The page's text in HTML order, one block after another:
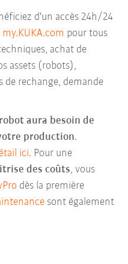
d'un accès 24h/24
my.KUKA.com pour tous
achat de
assets (robots),
de rechange, demande
robot aura besoin de
production.
ici. Pour une
des coûts, vous
dès la première
sont également